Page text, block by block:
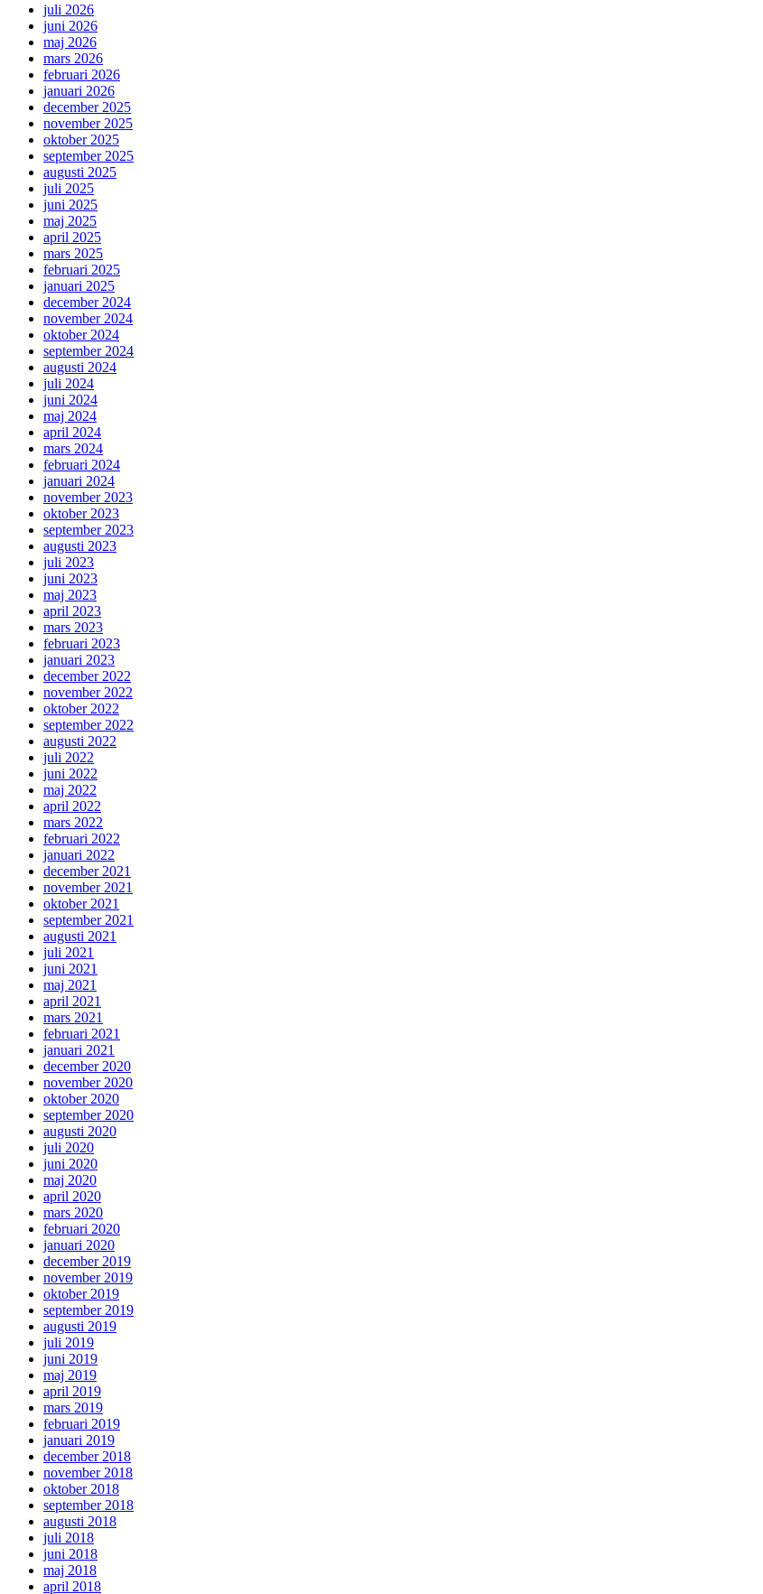
juli 2026
juni 2026
maj 2026
mars 2026
februari 2026
januari 2026
december 2025
november 2025
oktober 2025
september 2025
augusti 2025
juli 2025
juni 2025
maj 2025
april 2025
mars 2025
februari 2025
januari 2025
december 2024
november 2024
oktober 2024
september 2024
augusti 2024
juli 2024
juni 2024
maj 2024
april 2024
mars 2024
februari 2024
januari 2024
november 2023
oktober 2023
september 2023
augusti 2023
juli 2023
juni 2023
maj 2023
april 2023
mars 2023
februari 2023
januari 2023
december 2022
november 2022
oktober 2022
september 2022
augusti 2022
juli 2022
juni 2022
maj 2022
april 2022
mars 2022
februari 2022
januari 2022
december 2021
november 2021
oktober 2021
september 2021
augusti 2021
juli 2021
juni 2021
maj 2021
april 2021
mars 2021
februari 2021
januari 2021
december 2020
november 2020
oktober 2020
september 2020
augusti 2020
juli 2020
juni 2020
maj 2020
april 2020
mars 2020
februari 2020
januari 2020
december 2019
november 2019
oktober 2019
september 2019
augusti 2019
juli 2019
juni 2019
maj 2019
april 2019
mars 2019
februari 2019
januari 2019
december 2018
november 2018
oktober 2018
september 2018
augusti 2018
juli 2018
juni 2018
maj 2018
april 2018